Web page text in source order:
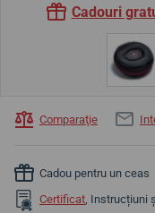
Cadouri
Comparaţie
Cadou pentru un ceas
Certificat, Instrucțiuni